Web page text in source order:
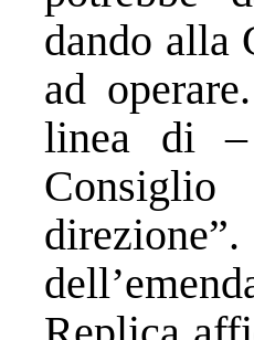
dando alla
ad
linea di –